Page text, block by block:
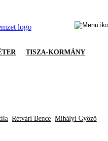
TISZA-KORMÁNY
Rétvári Bence Mihályi Győző